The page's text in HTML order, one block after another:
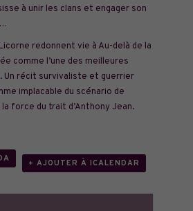
à unir les clans et engager son
redonnent vie à Au-delà de la
comme l’une des meilleures
Un récit survivaliste et guerrier
implacable du scénario de
force du trait d’Anthony Jean.
+ AJOUTER À ICALENDAR